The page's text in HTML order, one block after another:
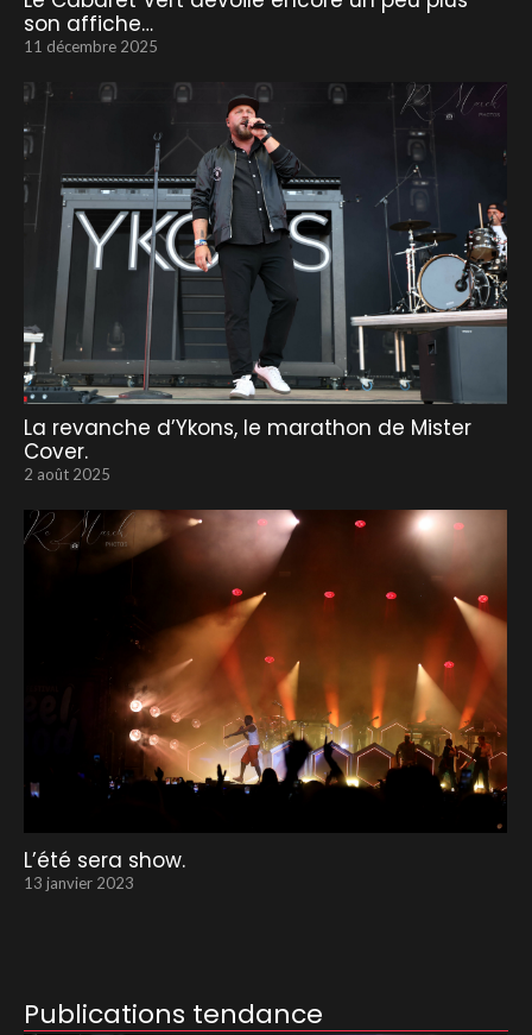
son affiche…
11 décembre 2025
La revanche d’Ykons, le marathon de Mister
Cover.
2 août 2025
L’été sera show.
13 janvier 2023
Publications tendance